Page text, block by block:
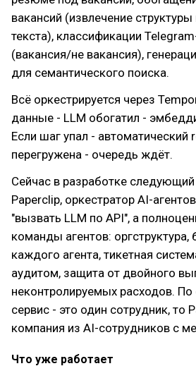
вакансий (извлечение
текста), классификации
(вакансия/не вакансия),
для семантического поиска.
Всё оркестрируется через
данные - LLM обогатил -
Если шаг упал - автоматический
перегружена - очередь ждёт.
Сейчас в разработке следующий
Paperclip, оркестратор AI-
"вызвать LLM по API", а
команды агентов:
каждого агента, тикетная
аудитом, защита от двойного
неконтролируемых расходов. По
сервис - это один сотрудник, то
компания из AI-сотрудников с
Что уже работает